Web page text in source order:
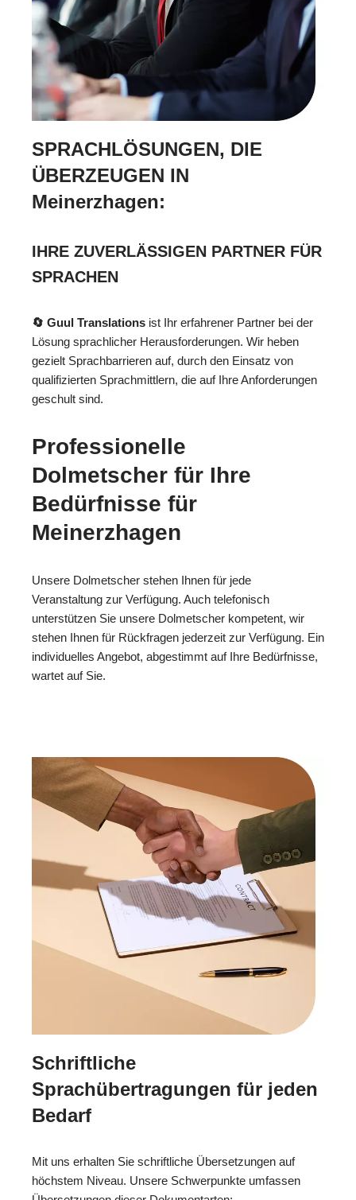
SPRACHLÖSUNGEN, DIE
ÜBERZEUGEN IN
Meinerzhagen:
IHRE ZUVERLÄSSIGEN PARTNER FÜR
SPRACHEN
🔄 Guul Translations ist Ihr erfahrener Partner bei der
Lösung sprachlicher Herausforderungen. Wir heben
gezielt Sprachbarrieren auf, durch den Einsatz von
qualifizierten Sprachmittlern, die auf Ihre Anforderungen
geschult sind.
Professionelle
Dolmetscher für Ihre
Bedürfnisse für
Meinerzhagen
Unsere Dolmetscher stehen Ihnen für jede
Veranstaltung zur Verfügung. Auch telefonisch
unterstützen Sie unsere Dolmetscher kompetent, wir
stehen Ihnen für Rückfragen jederzeit zur Verfügung. Ein
individuelles Angebot, abgestimmt auf Ihre Bedürfnisse,
wartet auf Sie.
Schriftliche
Sprachübertragungen für jeden
Bedarf
Mit uns erhalten Sie schriftliche Übersetzungen auf
höchstem Niveau. Unsere Schwerpunkte umfassen